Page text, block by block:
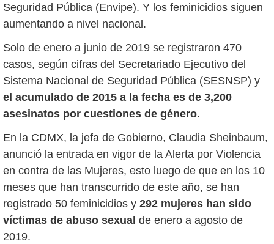
Seguridad Pública (Envipe). Y los feminicidios siguen
aumentando a nivel nacional.
Solo de enero a junio de 2019 se registraron 470
casos, según cifras del Secretariado Ejecutivo del
Sistema Nacional de Seguridad Pública (SESNSP) y
el acumulado de 2015 a la fecha es de 3,200
asesinatos por cuestiones de género.
En la CDMX, la jefa de Gobierno, Claudia Sheinbaum,
anunció la entrada en vigor de la Alerta por Violencia
en contra de las Mujeres, esto luego de que en los 10
meses que han transcurrido de este año, se han
registrado 50 feminicidios y 292 mujeres han sido
víctimas de abuso sexual de enero a agosto de
2019.